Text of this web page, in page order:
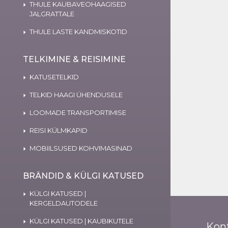
THULE KAUBAVEOHAAGISED
JALGRATTALE
THULE LASTE KANDMISKOTID
TELKIMINE & REISIMINE
KATUSETELKID
TELKID HAAGI ÜHENDUSELE
LOOMADE TRANSPORTIMISE
REISI KÜLMKAPID
MOBIILSUSED KOHVIMASINAD
BRÄNDID & KÜLGI KATUSED
KÜLGI KATUSED |
KERGELDAUTODELE
KÜLGI KATUSED | KAUBIKUTELE